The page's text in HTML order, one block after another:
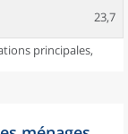
23,7
principales,